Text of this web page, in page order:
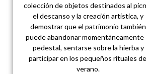
colección de objetos destinados al
el descanso y la creación artística, y
demostrar que el patrimonio también
puede abandonar momentáneamente
pedestal, sentarse sobre la hierba y
participar en los pequeños rituales
verano.